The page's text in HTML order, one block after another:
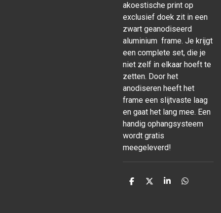
akoestische print op
exclusief doek zit in een
zwart geanodiseerd
aluminium frame. Je krijgt
een complete set, die je
niet zelf in elkaar hoeft te
zetten. Door het
anodiseren heeft het
frame een slijtvaste laag
en gaat het lang mee. Een
handig ophangsysteem
wordt gratis
meegeleverd!
D
D
S
D